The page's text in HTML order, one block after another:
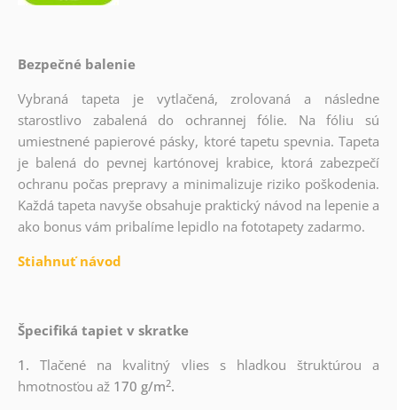
Bezpečné balenie
Vybraná tapeta je vytlačená, zrolovaná a následne
starostlivo zabalená do ochrannej fólie. Na fóliu sú
umiestnené papierové pásky, ktoré tapetu spevnia. Tapeta
je balená do pevnej kartónovej krabice, ktorá zabezpečí
ochranu počas prepravy a minimalizuje riziko poškodenia.
Každá tapeta navyše obsahuje praktický návod na lepenie a
ako bonus vám pribalíme lepidlo na fototapety zadarmo.
Stiahnuť návod
Špecifiká tapiet v skratke
1.Tlačené na kvalitný vlies s hladkou štruktúrou a
hmotnosťou až170 g/m2.